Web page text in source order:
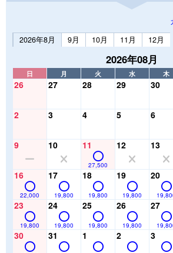
2026年8月
9月 10月 11月 12月
2026年08月
日 月 火 水 木
26 27 28 29 30
2 3 4 5 6
9 10 11
27,500
12 13
16
22,000
17
19,800
18
19,800
19
19,800
20
23
19,800
24
19,800
25
19,800
26
19,800
27
30 31 1 2 3